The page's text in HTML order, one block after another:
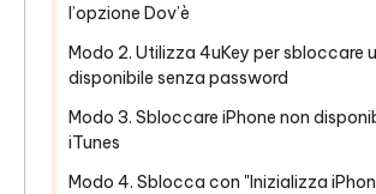
l’opzione Dov’è
Modo 2. Utilizza 4uKey per sbloccare
disponibile senza password
Modo 3. Sbloccare iPhone non
iTunes
Modo 4. Sblocca con "Inizializza